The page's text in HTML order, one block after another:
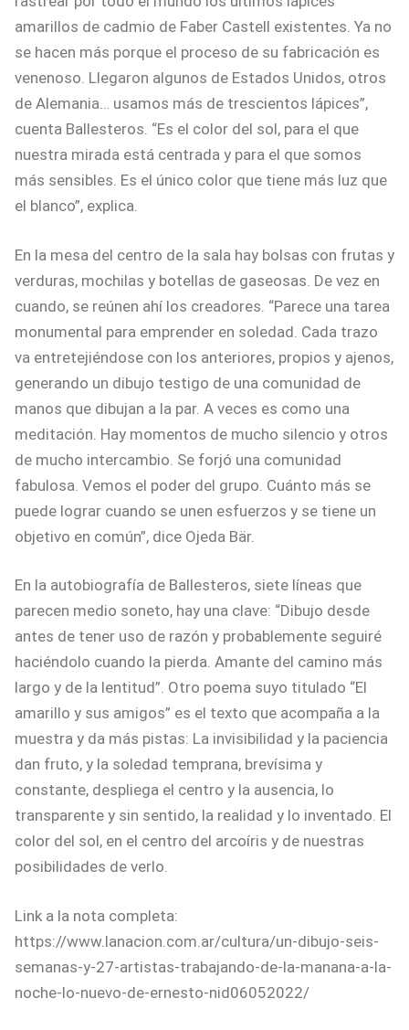
amarillos de cadmio de Faber Castell existentes. Ya no
se hacen más porque el proceso de su fabricación es
venenoso. Llegaron algunos de Estados Unidos, otros
de Alemania… usamos más de trescientos lápices”,
cuenta Ballesteros. “Es el color del sol, para el que
nuestra mirada está centrada y para el que somos
más sensibles. Es el único color que tiene más luz que
el blanco”, explica.
En la mesa del centro de la sala hay bolsas con frutas y
verduras, mochilas y botellas de gaseosas. De vez en
cuando, se reúnen ahí los creadores. “Parece una tarea
monumental para emprender en soledad. Cada trazo
va entretejiéndose con los anteriores, propios y ajenos,
generando un dibujo testigo de una comunidad de
manos que dibujan a la par. A veces es como una
meditación. Hay momentos de mucho silencio y otros
de mucho intercambio. Se forjó una comunidad
fabulosa. Vemos el poder del grupo. Cuánto más se
puede lograr cuando se unen esfuerzos y se tiene un
objetivo en común”, dice Ojeda Bär.
En la autobiografía de Ballesteros, siete líneas que
parecen medio soneto, hay una clave: “Dibujo desde
antes de tener uso de razón y probablemente seguiré
haciéndolo cuando la pierda. Amante del camino más
largo y de la lentitud”. Otro poema suyo titulado “El
amarillo y sus amigos” es el texto que acompaña a la
muestra y da más pistas: La invisibilidad y la paciencia
dan fruto, y la soledad temprana, brevísima y
constante, despliega el centro y la ausencia, lo
transparente y sin sentido, la realidad y lo inventado. El
color del sol, en el centro del arcoíris y de nuestras
posibilidades de verlo.
Link a la nota completa:
https://www.lanacion.com.ar/cultura/un-dibujo-seis-
semanas-y-27-artistas-trabajando-de-la-manana-a-la-
noche-lo-nuevo-de-ernesto-nid06052022/